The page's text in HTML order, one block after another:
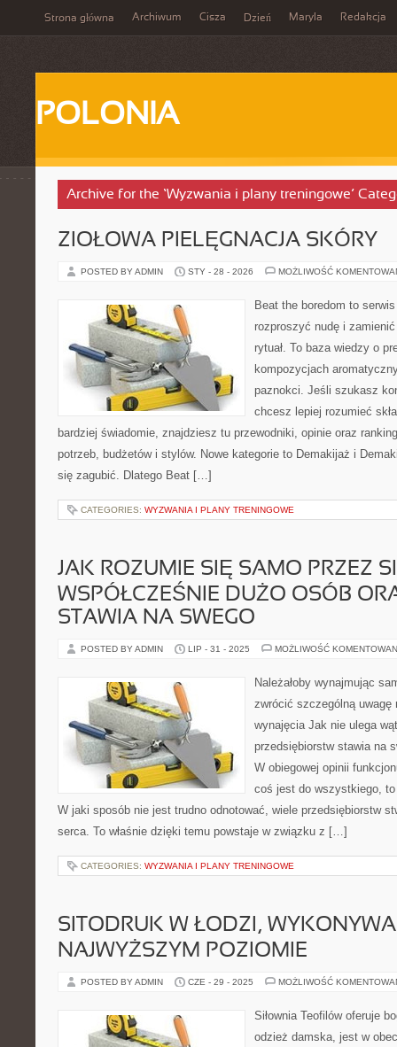
Strona główna Archiwum Cisza Dzień Maryla Redakcja
POLONIA
Archive for the ‘Wyzwania i plany treningowe’
ZIOŁOWA PIELĘGNACJA SKÓRY
POSTED BY ADMIN STY - 28 - 2026 MOŻLIWOŚĆ
Beat the boredom to
rozproszyć nudę i
rytuał. To baza wiedzy o
kompozycjach
paznokci. Jeśli szukasz
chcesz lepiej rozumieć
bardziej świadomie, znajdziesz tu przewodniki, opinie oraz
potrzeb, budżetów i stylów. Nowe kategorie to Demakijaż i
się zagubić. Dlatego Beat […]
CATEGORIES: WYZWANIA I PLANY TRENINGOWE
JAK ROZUMIE SIĘ SAMO PRZEZ
WSPÓŁCZEŚNIE DUŻO OSÓB
STAWIA NA SWEGO
POSTED BY ADMIN LIP - 31 - 2025 MOŻLIWOŚĆ
Należałoby wynajmując
zwrócić szczególną
wynajęcia Jak nie ulega
przedsiębiorstw stawia na
W obiegowej opinii
coś jest do wszystkiego,
W jaki sposób nie jest trudno odnotować, wiele przedsiębiorstw
serca. To właśnie dzięki temu powstaje w związku z […]
CATEGORIES: WYZWANIA I PLANY TRENINGOWE
SITODRUK W ŁODZI,
NAJWYŻSZYM POZIOMIE
POSTED BY ADMIN CZE - 29 - 2025 MOŻLIWOŚĆ
Siłownia Teofilów oferuje
odzież damska, jest w